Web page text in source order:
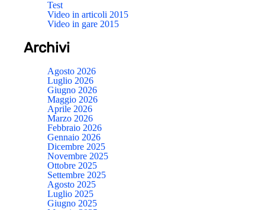
Test
Video in articoli 2015
Video in gare 2015
Archivi
Agosto 2026
Luglio 2026
Giugno 2026
Maggio 2026
Aprile 2026
Marzo 2026
Febbraio 2026
Gennaio 2026
Dicembre 2025
Novembre 2025
Ottobre 2025
Settembre 2025
Agosto 2025
Luglio 2025
Giugno 2025